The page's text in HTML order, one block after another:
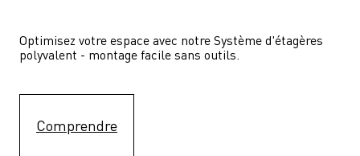
Optimisez votre espace avec notre Système d'étagères
polyvalent - montage facile sans outils.
Comprendre